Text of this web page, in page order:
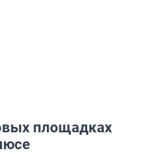
площадках